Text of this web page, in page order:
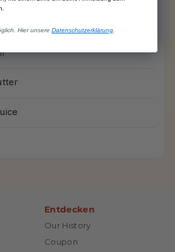
Entdecken
Our History
Coupon
Hier unsere Datenschutzerklärung